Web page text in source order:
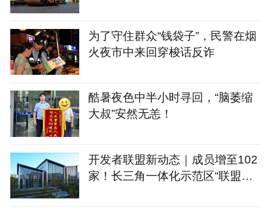
为了守住群众“钱袋子”，民警在烟
火夜市中来回穿梭话反诈
酷暑夜色中半小时寻回，“脑萎缩
大叔”安然无恙！
开发者联盟新动态｜成员增至102
家！长三角一体化示范区“联盟之